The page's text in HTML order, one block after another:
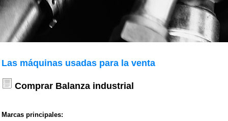
Las máquinas usadas para la venta
Comprar Balanza industrial
Marcas principales: